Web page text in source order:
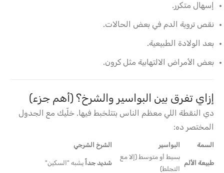
إسهال متكرر.
نقص تروية الدم في بعض الحالات.
بعد الولادة الطبيعية.
بعض الأمراض الالتهابية مثل كرون.
إزاي تفرق بين البواسير والشرخ؟ (أهم جزء)
دي النقطة اللي معظم الناس بتتلخبط فيها. خلّيك مع الجدول
المختصر ده:
السمة البواسير الشرخ الشرجي
طبيعة الألم
بسيط أو متوسط (إلا مع
التجلط)
شديد جداً يشبه "السكين"